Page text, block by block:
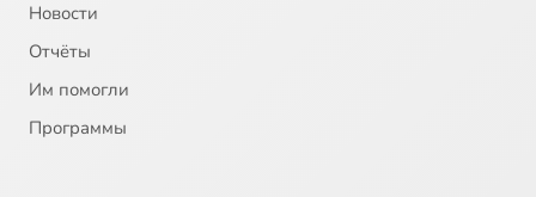
Новости
Отчёты
Им помогли
Программы